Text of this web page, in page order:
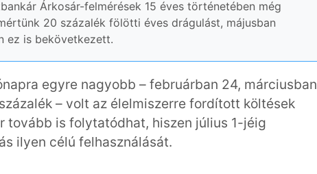
Árkosár-felmérések 15 éves történetében még
20 százalék fölötti éves drágulást, májusban
ez is bekövetkezett.
egyre nagyobb – februárban 24, márciusban
– volt az élelmiszerre fordított költések
tovább is folytatódhat, hiszen július 1-jéig
ilyen célú felhasználását.